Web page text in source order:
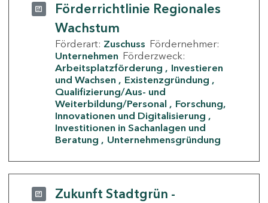
Förderrichtlinie Regionales
Wachstum
Förderart: Zuschuss Fördernehmer:
Unternehmen Förderzweck:
Arbeitsplatzförderung
Investieren
und Wachsen
Existenzgründung
Qualifizierung/Aus- und
Weiterbildung/Personal
Forschung,
Innovationen und Digitalisierung
Investitionen in Sachanlagen und
Beratung
Unternehmensgründung
Zukunft Stadtgrün -